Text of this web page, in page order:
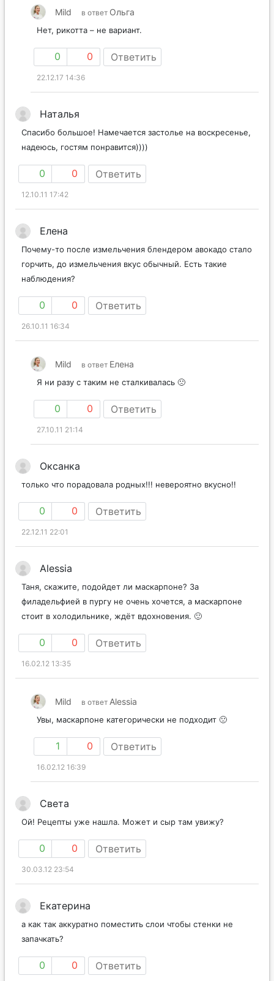
Mild в ответ Ольга
Нет, рикотта – не вариант.
0 0 Ответить
22.12.17 14:36
Наталья
Спасибо большое! Намечается застолье на воскресенье,
надеюсь, гостям понравится))))
0 0 Ответить
12.10.11 17:42
Елена
Почему-то после измельчения блендером авокадо стало
горчить, до измельчения вкус обычный. Есть такие
наблюдения?
0 0 Ответить
26.10.11 16:34
Mild в ответ Елена
Я ни разу с таким не сталкивалась 🙁
0 0 Ответить
27.10.11 21:14
Оксанка
только что порадовала родных!!! невероятно вкусно!!
0 0 Ответить
22.12.11 22:01
Alessia
Таня, скажите, подойдет ли маскарпоне? За
филадельфией в пургу не очень хочется, а маскарпоне
стоит в холодильнике, ждёт вдохновения. 🙂
0 0 Ответить
16.02.12 13:35
Mild в ответ Alessia
Увы, маскарпоне категорически не подходит 🙁
1 0 Ответить
16.02.12 16:39
Света
Ой! Рецепты уже нашла. Может и сыр там увижу?
0 0 Ответить
30.03.12 23:54
Екатерина
а как так аккуратно поместить слои чтобы стенки не
запачкать?
0 0 Ответить